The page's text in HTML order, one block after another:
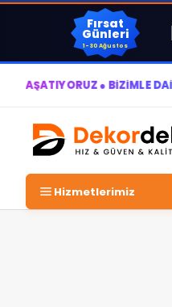
Fırsat
Günleri
1-30 Ağustos
● BİZİMLE DAİMA
Hizmetlerimiz